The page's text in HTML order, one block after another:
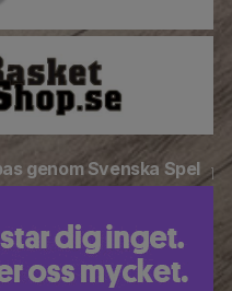
genom Svenska Spel